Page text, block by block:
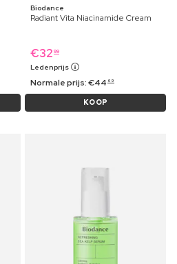
Biodance
Radiant Vita Niacinamide Cream
€32 99
Ledenprijs
Normale prijs:€44 69
KOOP